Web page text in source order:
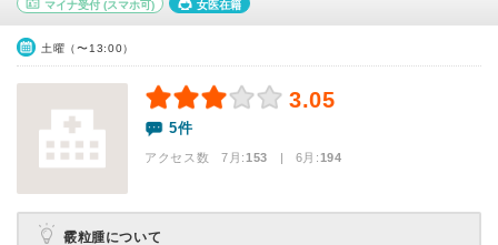
マイナ受付 (スマホ可) 女医在籍
土曜（〜13:00）
3.05
5件
アクセス数 7月:153 | 6月:194
霰粒腫について